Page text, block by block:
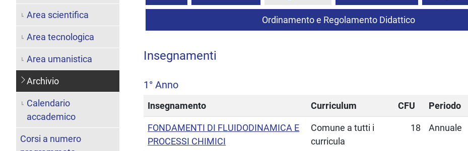
Ordinamento e Regolamento Didattico
Insegnamenti
1° Anno
Insegnamento Curriculum CFU Periodo
FONDAMENTI DI FLUIDODINAMICA E
PROCESSI CHIMICI
Comune a tutti i
curricula
18 Annuale
Area scientifica
Area tecnologica
Area umanistica
Archivio
Calendario
accademico
Corsi a numero